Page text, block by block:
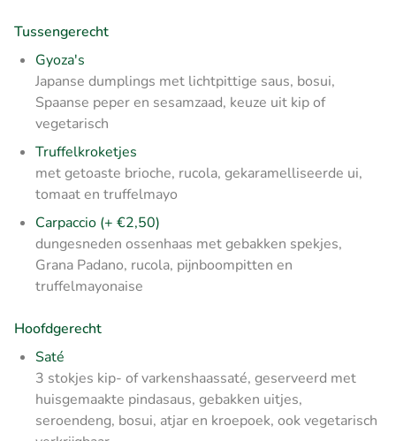
Tussengerecht
Gyoza's
Japanse dumplings met lichtpittige saus, bosui,
Spaanse peper en sesamzaad, keuze uit kip of
vegetarisch
Truffelkroketjes
met getoaste brioche, rucola, gekaramelliseerde ui,
tomaat en truffelmayo
Carpaccio (+ €2,50)
dungesneden ossenhaas met gebakken spekjes,
Grana Padano, rucola, pijnboompitten en
truffelmayonaise
Hoofdgerecht
Saté
3 stokjes kip- of varkenshaassaté, geserveerd met
huisgemaakte pindasaus, gebakken uitjes,
seroendeng, bosui, atjar en kroepoek, ook vegetarisch